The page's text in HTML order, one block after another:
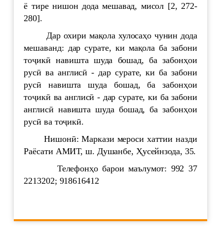
ё тире нишон дода мешавад, мисол [2, 272-
280].
Дар охири мақола хулосаҳо чунин дода
мешаванд: дар сурате, ки мақола ба забони
тоҷикӣ навишта шуда бошад, ба забонҳои
русӣ ва англисӣ - дар сурате, ки ба забони
русӣ навишта шуда бошад, ба забонҳои
тоҷикӣ ва англисӣ - дар сурате, ки ба забони
англисӣ навишта шуда бошад, ба забонҳои
русӣ ва тоҷикӣ.
Нишонӣ: Маркази мероси хаттии назди
Раёсати АМИТ, ш. Душанбе, Ҳусейнзода, 35.
Телефонҳо барои маълумот: 992 37
2213202; 918616412